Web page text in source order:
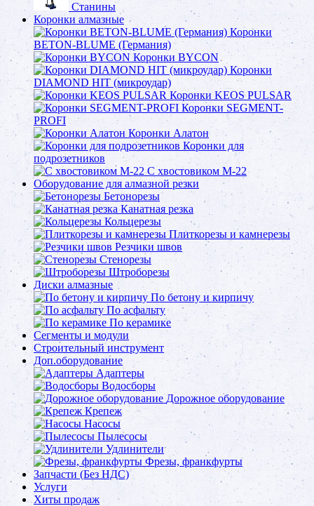
Станины
Коронки алмазные
Коронки
BETON-BLUME (Германия)
Коронки BYCON
Коронки
DIAMOND HIT (микроудар)
Коронки KEOS PULSAR
Коронки SEGMENT-
PROFI
Коронки Алатон
Коронки для
подрозетников
С хвостовиком М-22
Оборудование для алмазной резки
Бетонорезы
Канатная резка
Кольцерезы
Плиткорезы и камнерезы
Резчики швов
Стенорезы
Штроборезы
Диски алмазные
По бетону и кирпичу
По асфальту
По керамике
Сегменты и модули
Строительный инструмент
Доп.оборудование
Адаптеры
Водосборы
Дорожное оборудование
Крепеж
Насосы
Пылесосы
Удлинители
Фрезы, франкфурты
Запчасти (Без НДС)
Услуги
Хиты продаж